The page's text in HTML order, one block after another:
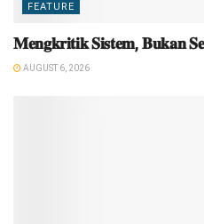
FEATURE
𝐌𝐞𝐧𝐠𝐤𝐫𝐢𝐭𝐢𝐤 𝐒𝐢𝐬𝐭𝐞𝐦, 𝐁𝐮𝐤𝐚𝐧
AUGUST 6, 2026